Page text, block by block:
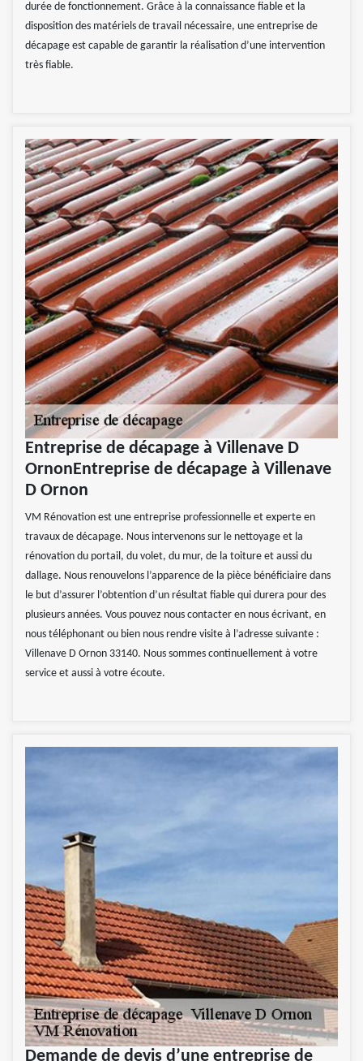
durée de fonctionnement. Grâce à la connaissance fiable et la
disposition des matériels de travail nécessaire, une entreprise de
décapage est capable de garantir la réalisation d’une intervention
très fiable.
Entreprise de décapage à Villenave D
OrnonEntreprise de décapage à Villenave
D Ornon
VM Rénovation est une entreprise professionnelle et experte en
travaux de décapage. Nous intervenons sur le nettoyage et la
rénovation du portail, du volet, du mur, de la toiture et aussi du
dallage. Nous renouvelons l’apparence de la pièce bénéficiaire dans
le but d’assurer l’obtention d’un résultat fiable qui durera pour des
plusieurs années. Vous pouvez nous contacter en nous écrivant, en
nous téléphonant ou bien nous rendre visite à l’adresse suivante :
Villenave D Ornon 33140. Nous sommes continuellement à votre
service et aussi à votre écoute.
Demande de devis d’une entreprise de